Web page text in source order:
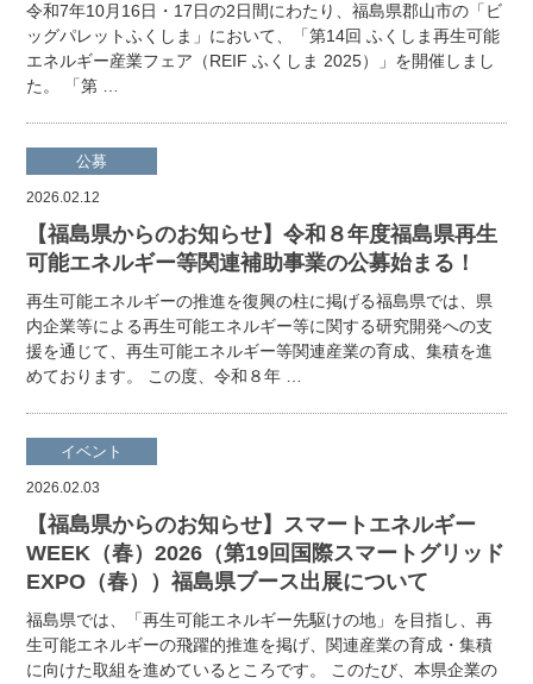
令和7年10月16日・17日の2日間にわたり、福島県郡山市の「ビ
ッグパレットふくしま」において、「第14回 ふくしま再生可能
エネルギー産業フェア（REIF ふくしま 2025）」を開催しまし
た。 「第 …
公募
2026.02.12
【福島県からのお知らせ】令和８年度福島県再生
可能エネルギー等関連補助事業の公募始まる！
再生可能エネルギーの推進を復興の柱に掲げる福島県では、県
内企業等による再生可能エネルギー等に関する研究開発への支
援を通じて、再生可能エネルギー等関連産業の育成、集積を進
めております。 この度、令和８年 …
イベント
2026.02.03
【福島県からのお知らせ】スマートエネルギー
WEEK（春）2026（第19回国際スマートグリッド
EXPO（春））福島県ブース出展について
福島県では、「再生可能エネルギー先駆けの地」を目指し、再
生可能エネルギーの飛躍的推進を掲げ、関連産業の育成・集積
に向けた取組を進めているところです。 このたび、本県企業の